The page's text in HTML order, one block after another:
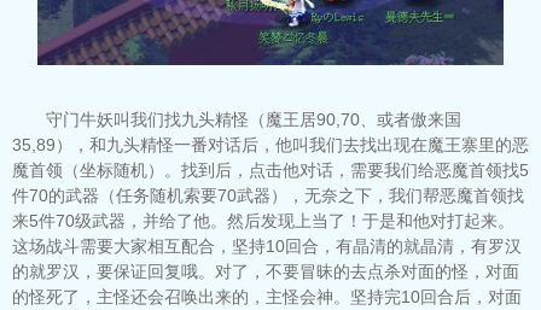
守门牛妖叫我们找九头精怪（魔王居90,70、或者傲来国
35,89），和九头精怪一番对话后，他叫我们去找出现在魔王寨里的恶
魔首领（坐标随机）。找到后，点击他对话，需要我们给恶魔首领找5
件70的武器（任务随机索要70武器），无奈之下，我们帮恶魔首领找
来5件70级武器，并给了他。然后发现上当了！于是和他对打起来。
这场战斗需要大家相互配合，坚持10回合，有晶清的就晶清，有罗汉
的就罗汉，要保证回复哦。对了，不要冒昧的去点杀对面的怪，对面
的怪死了，主怪还会召唤出来的，主怪会神。坚持完10回合后，对面